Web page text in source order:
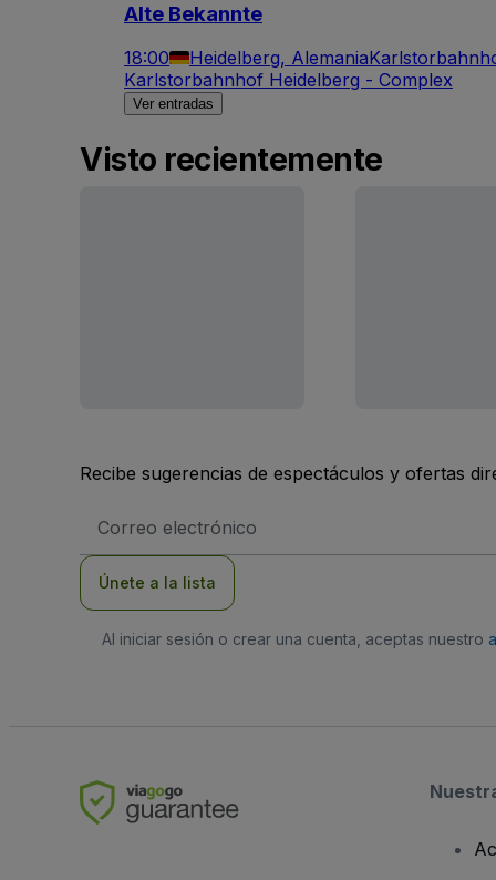
Alte Bekannte
18:00 Heidelberg, Alemania
Karlstorbahnhof Heidelberg - Complex
Ver entradas
Visto recientemente
Recibe sugerencias de espectáculos y ofertas
de
Únete a la lista
Al iniciar sesión o crear una cuenta, aceptas nuestro